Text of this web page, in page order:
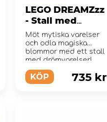
LEGO DREAMZzz
- Stall med
drömvarelser
Möt mytiska varelser
och odla magiska
blommor med ett stall
med drömvarelser!
KÖP 735 kr